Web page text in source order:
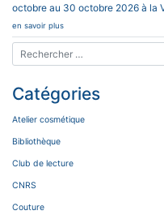
octobre au 30 octobre 2026 à la
en savoir plus
Catégories
Atelier cosmétique
Bibliothèque
Club de lecture
CNRS
Couture